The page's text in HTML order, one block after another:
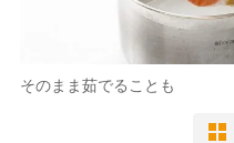
そのまま茹でることも